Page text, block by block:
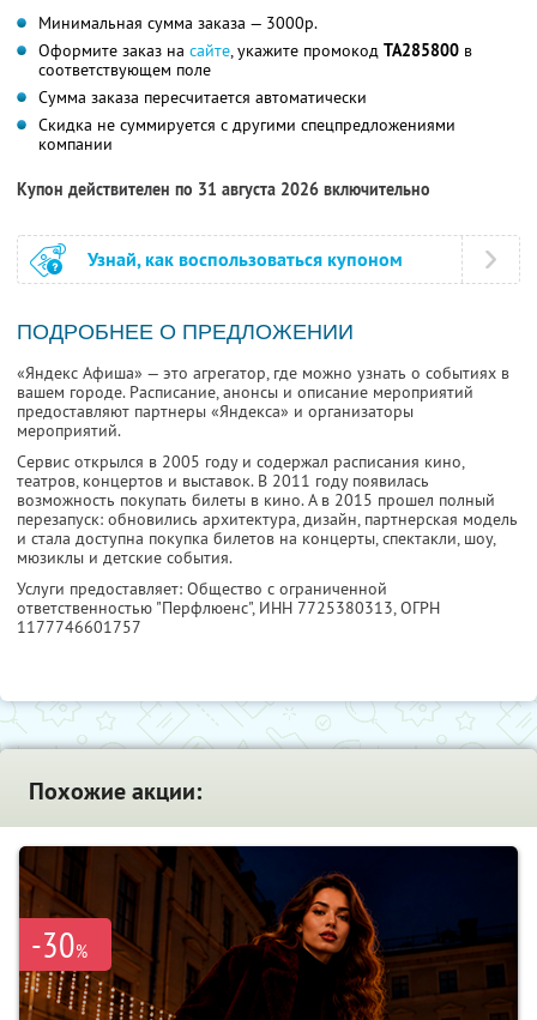
Минимальная сумма заказа — 3000р.
Оформите заказ на сайте, укажите промокод TA285800 в
соответствующем поле
Сумма заказа пересчитается автоматически
Скидка не суммируется с другими спецпредложениями
компании
Купон действителен по 31 августа 2026 включительно
Узнай, как воспользоваться купоном
ПОДРОБНЕЕ О ПРЕДЛОЖЕНИИ
«Яндекс Афиша» — это агрегатор, где можно узнать о событиях в
вашем городе. Расписание, анонсы и описание мероприятий
предоставляют партнеры «Яндекса» и организаторы
мероприятий.
Сервис открылся в 2005 году и содержал расписания кино,
театров, концертов и выставок. В 2011 году появилась
возможность покупать билеты в кино. А в 2015 прошел полный
перезапуск: обновились архитектура, дизайн, партнерская модель
и стала доступна покупка билетов на концерты, спектакли, шоу,
мюзиклы и детские события.
Услуги предоставляет: Общество с ограниченной
ответственностью "Перфлюенс", ИНН 7725380313, ОГРН
1177746601757
Похожие акции:
-30%